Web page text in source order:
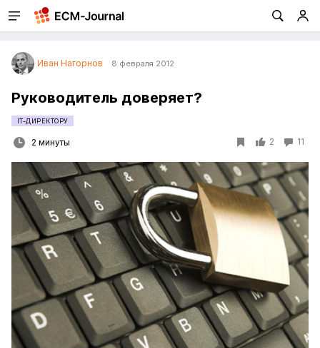
Иван Нагорнов 8 февраля 2012
Руководитель доверяет?
IT-ДИРЕКТОРУ
2 минуты 2 11